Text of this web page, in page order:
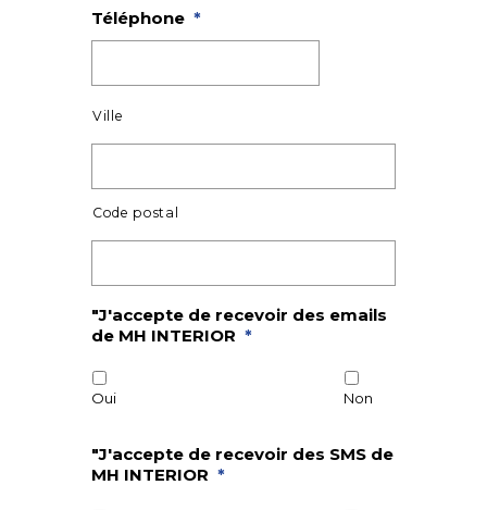
Téléphone *
Adresse
Ville
Code postal
"J'accepte de recevoir des emails
de MH INTERIOR *
Oui Non
"J'accepte de recevoir des SMS de
MH INTERIOR *